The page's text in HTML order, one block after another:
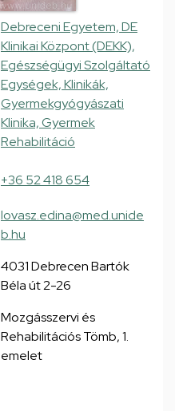
Debreceni Egyetem, DE
Klinikai Központ (DEKK),
Egészségügyi Szolgáltató
Egységek, Klinikák,
Gyermekgyógyászati
Klinika, Gyermek
Rehabilitáció
+36 52 418 654
lovasz.edina@med.unide
b.hu
4031 Debrecen Bartók
Béla út 2-26
Mozgásszervi és
Rehabilitációs Tömb, 1.
emelet